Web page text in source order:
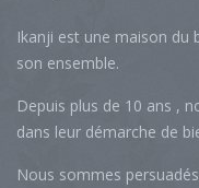
Ikanji est une maison du
son ensemble.
Depuis plus de 10 ans ,
dans leur démarche de
Nous sommes